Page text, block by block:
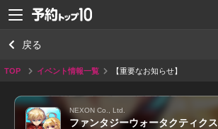
戻る
TOP イベント情報一覧 【重要なお知らせ】
NEXON Co., Ltd.
ファンタジーウォータクティクス